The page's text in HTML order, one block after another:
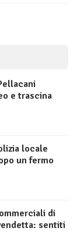
e trascina
locale
un fermo
di
sentiti